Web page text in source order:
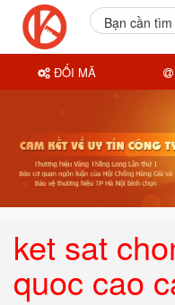
ket sat
quoc cao
Bạn cần
ĐỔI MÃ